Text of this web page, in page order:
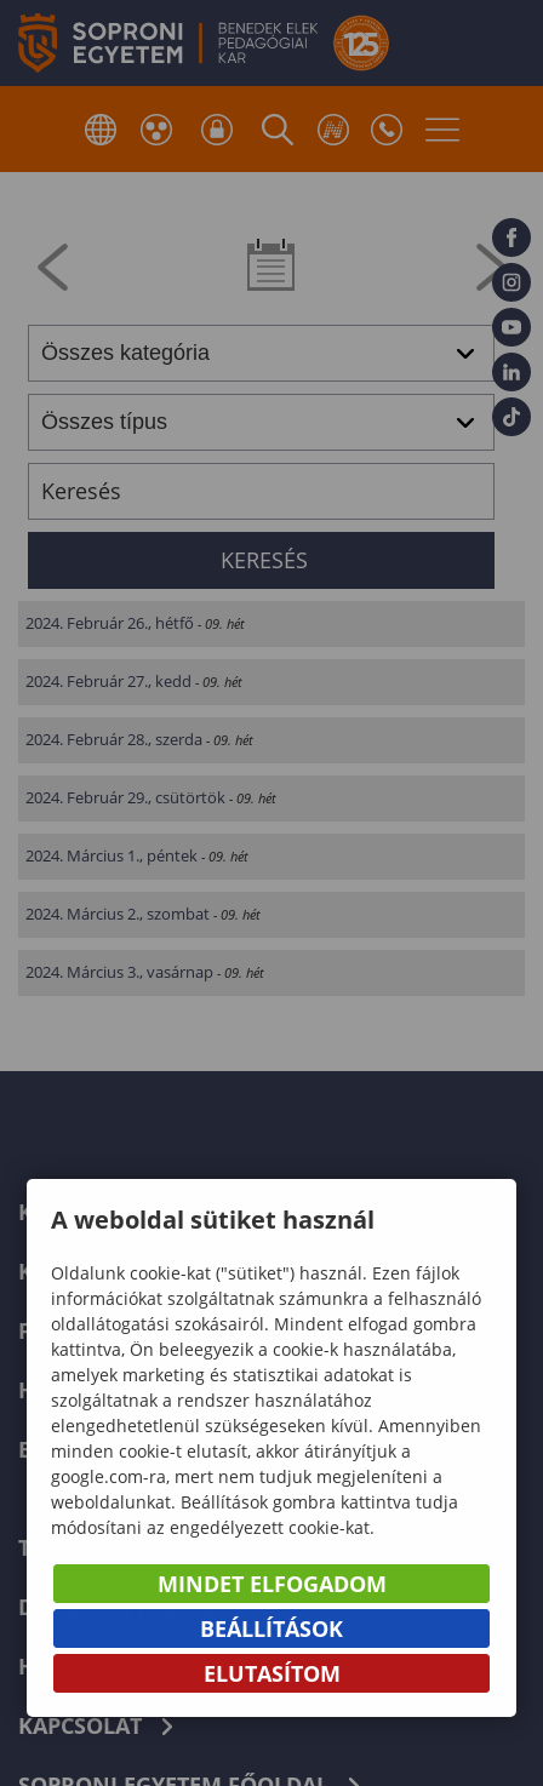
2024. Február 26., hétfő - 09. hét
2024. Február 27., kedd - 09. hét
2024. Február 28., szerda - 09. hét
2024. Február 29., csütörtök - 09. hét
2024. Március 1., péntek - 09. hét
2024. Március 2., szombat - 09. hét
2024. Március 3., vasárnap - 09. hét
KARUNK
KÉPZÉSEK
FELVÉTELIZŐKNEK
HALLGATÓKNAK
ERASMUS+
TELEFONKÖNYV
DOKUMENTUMOK
HÍREK
KAPCSOLAT
A weboldal sütiket használ
Oldalunk cookie-kat ("sütiket") használ. Ezen fájlok
információkat szolgáltatnak számunkra a felhasználó
oldallátogatási szokásairól. Mindent elfogad gombra
kattintva, Ön beleegyezik a cookie-k használatába,
amelyek marketing és statisztikai adatokat is
szolgáltatnak a rendszer használatához
elengedhetetlenül szükségeseken kívül. Amennyiben
minden cookie-t elutasít, akkor átirányítjuk a
google.com-ra, mert nem tudjuk megjeleníteni a
weboldalunkat. Beállítások gombra kattintva tudja
módosítani az engedélyezett cookie-kat.
MINDET ELFOGADOM
BEÁLLÍTÁSOK
ELUTASÍTOM